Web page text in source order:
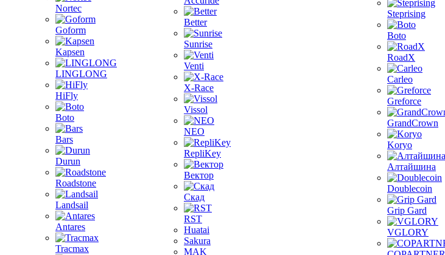
Nortec
Goform
Kapsen
LINGLONG
HiFly
Boto
Bars
Durun
Roadstone
Landsail
Antares
Tracmax
Better
Sunrise
Venti
X-Race
Vissol
NEO
RepliKey
Вектор
Скад
RST
Huatai
Sakura
MAK
Steprising
Boto
RoadX
Carleo
Greforce
GrandCrown
Koryo
Алтайшина
Doublecoin
Grip Gard
VGLORY